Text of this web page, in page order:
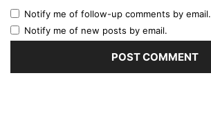
Notify me of follow-up comments by email.
Notify me of new posts by email.